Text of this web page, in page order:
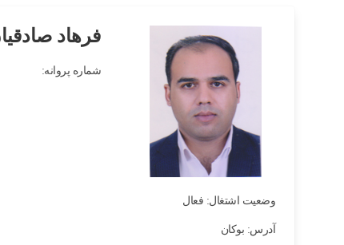
فرهاد
شماره پروانه:
وضعیت اشتغال: فعال
آدرس: بوکان